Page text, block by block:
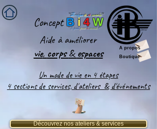
''Le pontpour le monde!''
ConceptB i 4 W
''Bridge-it-4world''
Aide à améliorer
vie, corps&espaces​
A propos
Boutique
Un mode de vie en 4 étapes
4 sections de services, d'ateliers & d'événements
Découvrez nos ateliers & services